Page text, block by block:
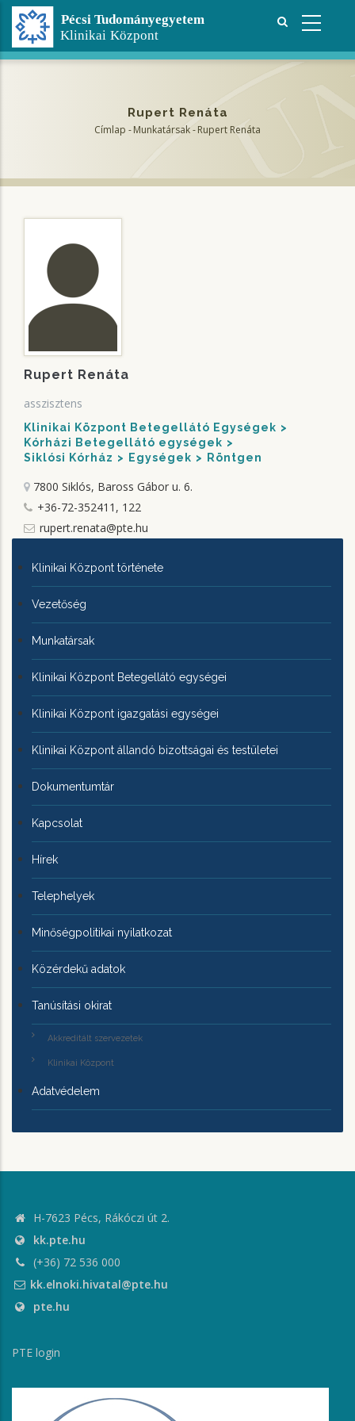
Ugrás
tartalomra
Rupert Renáta
Címlap -Munkatársak-Rupert Renáta
Rupert Renáta
asszisztens
Klinikai Központ Betegellátó Egységek
Kórházi Betegellátó egységek
Siklósi Kórház
Egységek Röntgen
7800 Siklós, Baross Gábor u. 6.
+36-72-352411, 122
rupert.renata@pte.hu
KLINIKAI
KÖZPONTRÓL
Klinikai Központ története
Vezetőség
Munkatársak
Klinikai Központ Betegellátó egységei
Klinikai Központ igazgatási egységei
Klinikai Központ állandó bizottságai és testületei
Dokumentumtár
Kapcsolat
Hírek
Telephelyek
Minőségpolitikai nyilatkozat
Közérdekű adatok
Tanúsítási okirat
Akkreditált szervezetek
Klinikai Központ
Adatvédelem
H-7623 Pécs, Rákóczi út 2.
kk.pte.hu
(+36) 72 536 000
kk.elnoki.hivatal@pte.hu
pte.hu
PTE login